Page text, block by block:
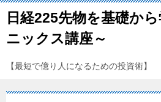
日経225先物を基礎か
ニックス講座～
【最短で億り人になるための投資術】